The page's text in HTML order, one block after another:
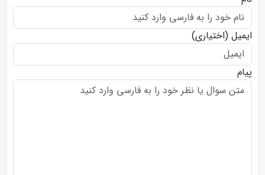
ایمیل (اختیاری)
پیام